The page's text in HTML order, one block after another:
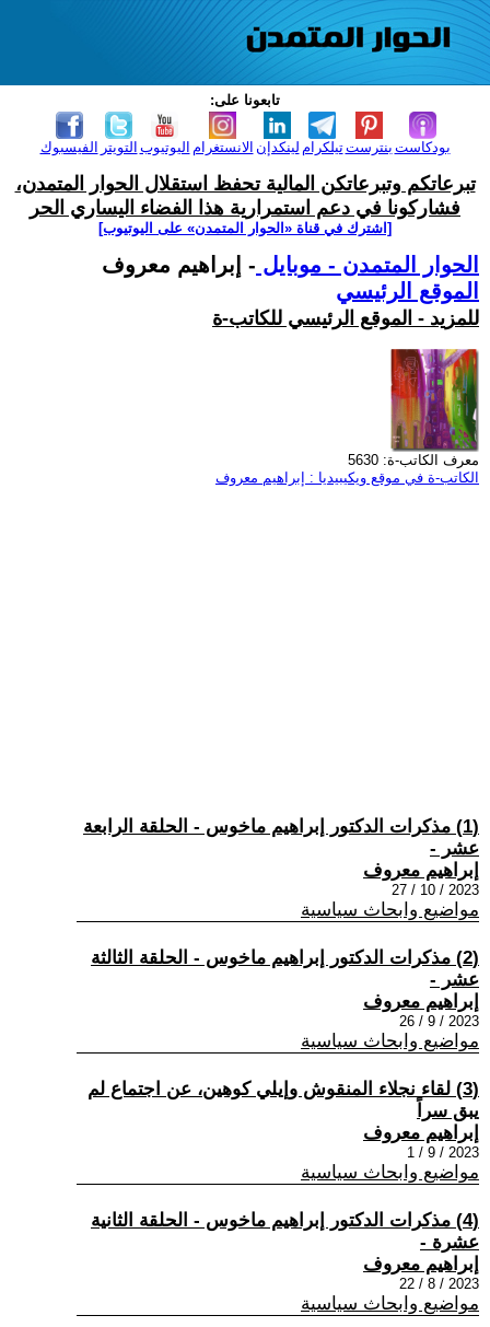
تابعونا على:
الفيسبوك التويتر اليوتيوب الانستغرام لينكدإن تيلكرامبنترست بودكاست
تبرعاتكم وتبرعاتكن المالية تحفظ استقلال الحوار المتمدن،
فشاركونا في دعم استمرارية هذا الفضاء اليساري الحر
[اشترك في قناة ‫«الحوار المتمدن» على اليوتيوب]
الحوار المتمدن - موبايل - إبراهيم معروف
الموقع الرئيسي
للمزيد - الموقع الرئيسي للكاتب-ة
معرف الكاتب-ة: 5630
الكاتب-ة في موقع ويكيبيديا : إبراهيم معروف
(1) مذكرات الدكتور إبراهيم ماخوس - الحلقة الرابعة
عشر -
إبراهيم معروف
2023 / 10 / 27
مواضيع وابحاث سياسية
(2) مذكرات الدكتور إبراهيم ماخوس - الحلقة الثالثة
عشر -
إبراهيم معروف
2023 / 9 / 26
مواضيع وابحاث سياسية
(3) لقاء نجلاء المنقوش وإيلي كوهين، عن اجتماع لم
يبق سراً
إبراهيم معروف
2023 / 9 / 1
مواضيع وابحاث سياسية
(4) مذكرات الدكتور إبراهيم ماخوس - الحلقة الثانية
عشرة -
إبراهيم معروف
2023 / 8 / 22
مواضيع وابحاث سياسية